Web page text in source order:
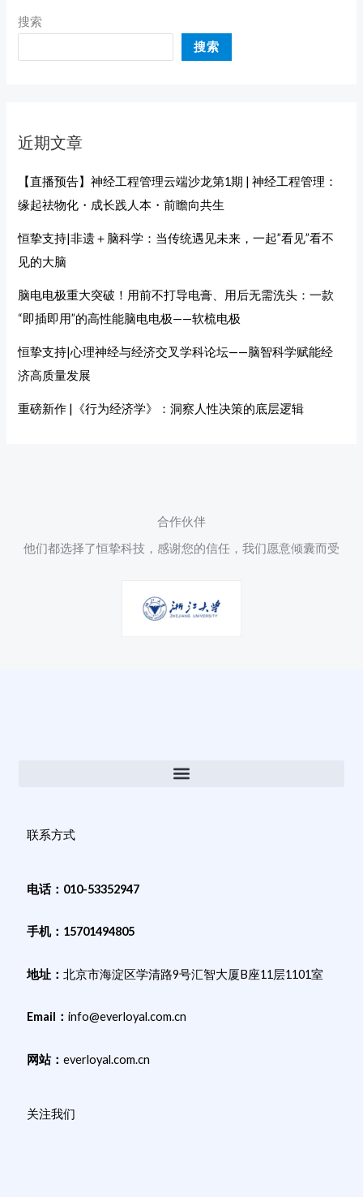
搜索
搜索
近期文章
【直播预告】神经工程管理云端沙龙第1期 | 神经工程管理：
缘起祛物化・成长践人本・前瞻向共生
恒挚支持|非遗＋脑科学：当传统遇见未来，一起”看见”看不
见的大脑
脑电电极重大突破！用前不打导电膏、用后无需洗头：一款
“即插即用”的高性能脑电电极——软梳电极
恒挚支持|心理神经与经济交叉学科论坛——脑智科学赋能经
济高质量发展
重磅新作 |《行为经济学》：洞察人性决策的底层逻辑
合作伙伴
他们都选择了恒挚科技，感谢您的信任，我们愿意倾囊而受
联系方式
电话：010-53352947
手机：15701494805
地址：北京市海淀区学清路9号汇智大厦B座11层1101室
Email：info@everloyal.com.cn
网站：everloyal.com.cn
关注我们